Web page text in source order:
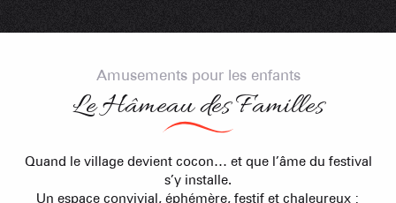
Amusements pour les enfants
Le Hâmeau des Familles
Quand le village devient cocon… et que l’âme du festival
s’y installe.
Un espace convivial, éphémère, festif et chaleureux :